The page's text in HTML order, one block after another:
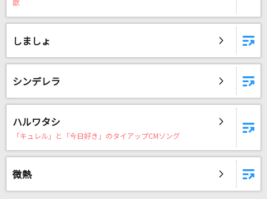
us
milet
転がる岩、君に朝が降る
Over Soul
林原めぐみ
歌
しましょ
シンデレラ
ハルワタシ
「キュレル」と「今日好き」のタイアップCMソング
微熱